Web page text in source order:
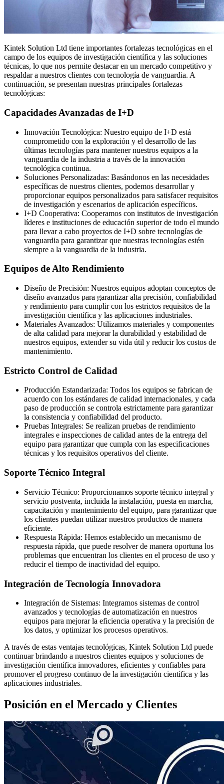
Kintek Solution Ltd tiene importantes fortalezas tecnológicas en el
campo de los equipos de investigación científica y las soluciones
técnicas, lo que nos permite destacar en un mercado competitivo y
respaldar a nuestros clientes con tecnología de vanguardia. A
continuación, se presentan nuestras principales fortalezas
tecnológicas:
Capacidades Avanzadas de I+D
Innovación Tecnológica: Nuestro equipo de I+D está
comprometido con la exploración y el desarrollo de las
últimas tecnologías para mantener nuestros equipos a la
vanguardia de la industria a través de la innovación
tecnológica continua.
Soluciones Personalizadas: Basándonos en las necesidades
específicas de nuestros clientes, podemos desarrollar y
proporcionar equipos personalizados para satisfacer requisitos
de investigación y escenarios de aplicación específicos.
I+D Cooperativa: Cooperamos con institutos de investigación
líderes e instituciones de educación superior de todo el mundo
para llevar a cabo proyectos de I+D sobre tecnologías de
vanguardia para garantizar que nuestras tecnologías estén
siempre a la vanguardia de la industria.
Equipos de Alto Rendimiento
Diseño de Precisión: Nuestros equipos adoptan conceptos de
diseño avanzados para garantizar alta precisión, confiabilidad
y rendimiento para cumplir con los estrictos requisitos de la
investigación científica y las aplicaciones industriales.
Materiales Avanzados: Utilizamos materiales y componentes
de alta calidad para mejorar la durabilidad y estabilidad de
nuestros equipos, extender su vida útil y reducir los costos de
mantenimiento.
Estricto Control de Calidad
Producción Estandarizada: Todos los equipos se fabrican de
acuerdo con los estándares de calidad internacionales, y cada
paso de producción se controla estrictamente para garantizar
la consistencia y confiabilidad del producto.
Pruebas Integrales: Se realizan pruebas de rendimiento
integrales e inspecciones de calidad antes de la entrega del
equipo para garantizar que cumpla con las especificaciones
técnicas y los requisitos operativos del cliente.
Soporte Técnico Integral
Servicio Técnico: Proporcionamos soporte técnico integral y
servicio postventa, incluida la instalación, puesta en marcha,
capacitación y mantenimiento del equipo, para garantizar que
los clientes puedan utilizar nuestros productos de manera
eficiente.
Respuesta Rápida: Hemos establecido un mecanismo de
respuesta rápida, que puede resolver de manera oportuna los
problemas que encuentran los clientes en el proceso de uso y
reducir el tiempo de inactividad del equipo.
Integración de Tecnología Innovadora
Integración de Sistemas: Integramos sistemas de control
avanzados y tecnologías de automatización en nuestros
equipos para mejorar la eficiencia operativa y la precisión de
los datos, y optimizar los procesos operativos.
A través de estas ventajas tecnológicas, Kintek Solution Ltd puede
continuar brindando a nuestros clientes equipos y soluciones de
investigación científica innovadores, eficientes y confiables para
promover el progreso continuo de la investigación científica y las
aplicaciones industriales.
Posición en el Mercado y Clientes